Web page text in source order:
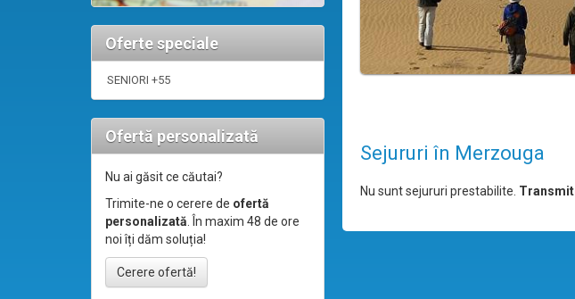
Oferte speciale
SENIORI +55
Ofertă personalizată
Nu ai găsit ce căutai?
Trimite-ne o cerere de ofertă
personalizată. În maxim 48 de ore
noi îți dăm soluția!
Cerere ofertă!
Sejururi în Merzouga
Nu sunt sejururi prestabilite.